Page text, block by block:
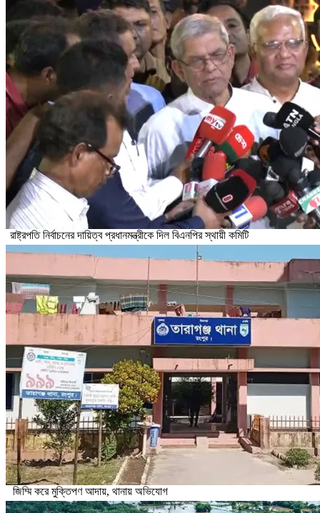
রাষ্ট্রপতি নির্বাচনের দায়িত্ব প্রধানমন্ত্রীকে দিল বিএনপির স্থায়ী কমিটি
জিম্মি করে মুক্তিপণ আদায়, থানায় অভিযোগ